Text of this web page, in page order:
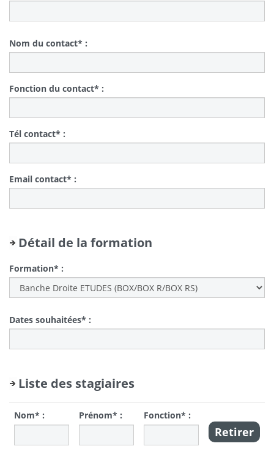
Nom du contact* :
Fonction du contact* :
Tél contact* :
Email contact* :
Détail de la formation
Formation* :
Dates souhaitées* :
Liste des stagiaires
Nom* : Prénom* : Fonction* :
Retirer